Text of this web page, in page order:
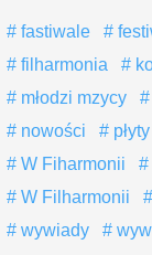
fastiwale
filharmonia
młodzi mzycy
nowości
płyty
W Fiharmonii
W Filharmonii
wywiady